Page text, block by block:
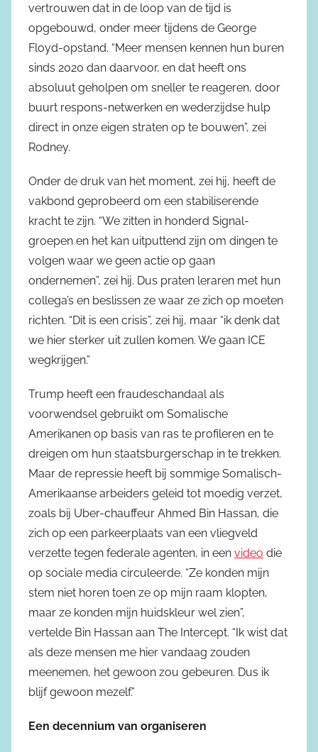
vertrouwen dat in de loop van de tijd is
opgebouwd, onder meer tijdens de George
Floyd-opstand. “Meer mensen kennen hun buren
sinds 2020 dan daarvoor, en dat heeft ons
absoluut geholpen om sneller te reageren, door
buurt respons-netwerken en wederzijdse hulp
direct in onze eigen straten op te bouwen”, zei
Rodney.
Onder de druk van het moment, zei hij, heeft de
vakbond geprobeerd om een stabiliserende
kracht te zijn. “We zitten in honderd Signal-
groepen en het kan uitputtend zijn om dingen te
volgen waar we geen actie op gaan
ondernemen”, zei hij. Dus praten leraren met hun
collega’s en beslissen ze waar ze zich op moeten
richten. “Dit is een crisis”, zei hij, maar “ik denk dat
we hier sterker uit zullen komen. We gaan ICE
wegkrijgen.”
Trump heeft een fraudeschandaal als
voorwendsel gebruikt om Somalische
Amerikanen op basis van ras te profileren en te
dreigen om hun staatsburgerschap in te trekken.
Maar de repressie heeft bij sommige Somalisch-
Amerikaanse arbeiders geleid tot moedig verzet,
zoals bij Uber-chauffeur Ahmed Bin Hassan, die
zich op een parkeerplaats van een vliegveld
verzette tegen federale agenten, in een video die
op sociale media circuleerde. “Ze konden mijn
stem niet horen toen ze op mijn raam klopten,
maar ze konden mijn huidskleur wel zien”,
vertelde Bin Hassan aan The Intercept. “Ik wist dat
als deze mensen me hier vandaag zouden
meenemen, het gewoon zou gebeuren. Dus ik
blijf gewoon mezelf.”
Een decennium van organiseren